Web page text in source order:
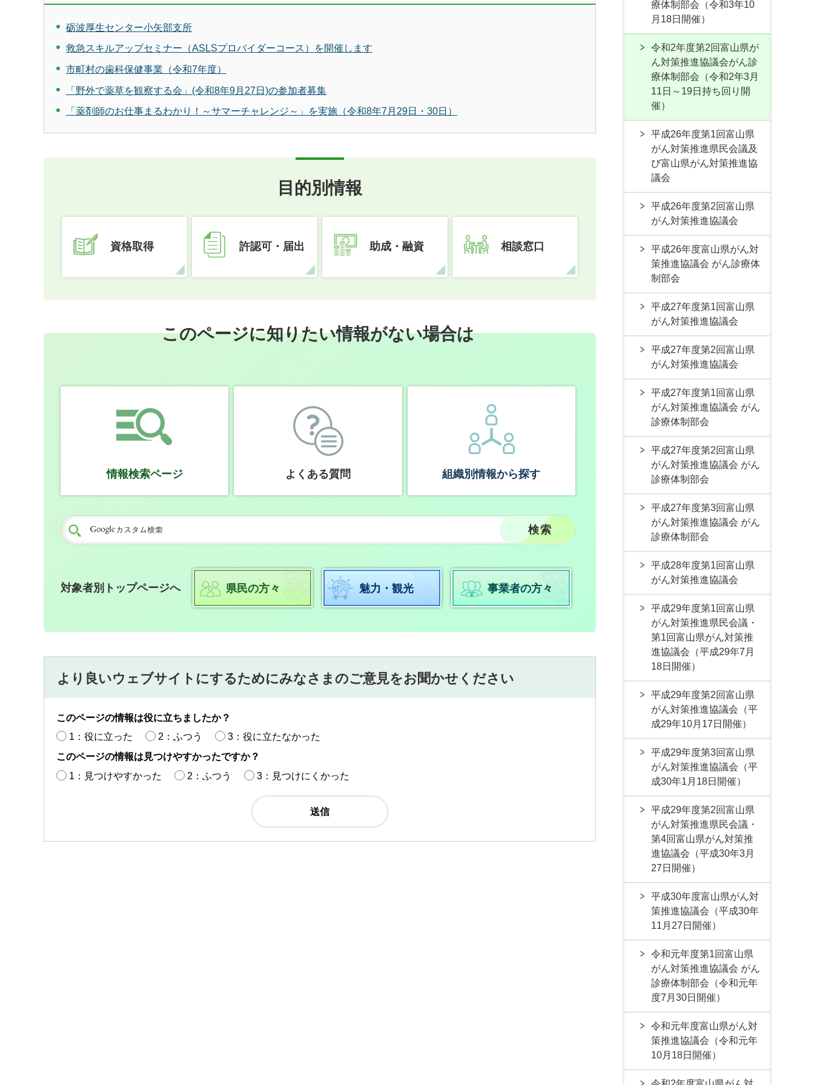
砺波厚生センター小矢部支所
救急スキルアップセミナー（ASLSプロバイダーコース）を開催します
市町村の歯科保健事業（令和7年度）
「野外で薬草を観察する会」(令和8年9月27日)の参加者募集
「薬剤師のお仕事まるわかり！～サマーチャレンジ～」を実施（令和8年7月29日・30日）
目的別情報
資格取得 許認可・届出 助成・融資 相談窓口
このページに知りたい情報がない場合は
情報検索ページ よくある質問 組織別情報から探す
対象者別トップページへ 県民の方々 魅力・観光 事業者の方々
より良いウェブサイトにするためにみなさまのご意見をお聞かせください
このページの情報は役に立ちましたか？
1：役に立った
2：ふつう
3：役に立たなかった
このページの情報は見つけやすかったですか？
1：見つけやすかった
2：ふつう 3：見つけにくかった
療体制部会（令和3年10
月18日開催）
令和2年度第2回富山県が
ん対策推進協議会がん診
療体制部会（令和2年3月
11日～19日持ち回り開
催）
平成26年度第1回富山県
がん対策推進県民会議及
び富山県がん対策推進協
議会
平成26年度第2回富山県
がん対策推進協議会
平成26年度富山県がん対
策推進協議会 がん診療体
制部会
平成27年度第1回富山県
がん対策推進協議会
平成27年度第2回富山県
がん対策推進協議会
平成27年度第1回富山県
がん対策推進協議会 がん
診療体制部会
平成27年度第2回富山県
がん対策推進協議会 がん
診療体制部会
平成27年度第3回富山県
がん対策推進協議会 がん
診療体制部会
平成28年度第1回富山県
がん対策推進協議会
平成29年度第1回富山県
がん対策推進県民会議・
第1回富山県がん対策推
進協議会（平成29年7月
18日開催）
平成29年度第2回富山県
がん対策推進協議会（平
成29年10月17日開催）
平成29年度第3回富山県
がん対策推進協議会（平
成30年1月18日開催）
平成29年度第2回富山県
がん対策推進県民会議・
第4回富山県がん対策推
進協議会（平成30年3月
27日開催）
平成30年度富山県がん対
策推進協議会（平成30年
11月27日開催）
令和元年度第1回富山県
がん対策推進協議会 がん
診療体制部会（令和元年
度7月30日開催）
令和元年度富山県がん対
策推進協議会（令和元年
10月18日開催）